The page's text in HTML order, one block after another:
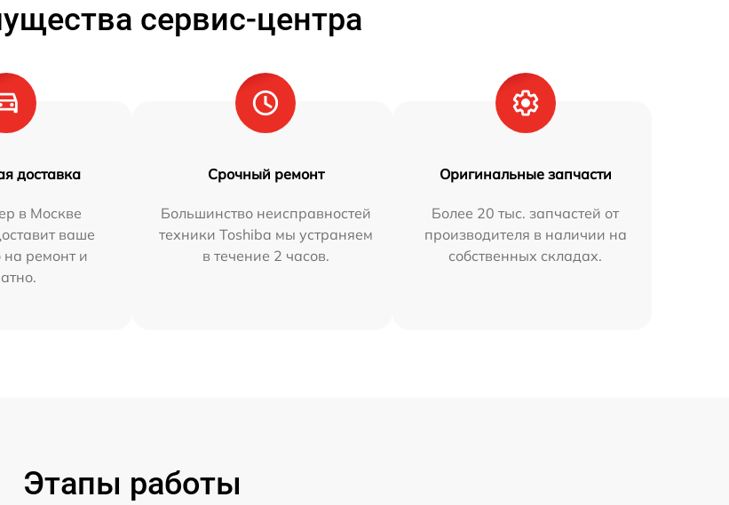
сервис-центра
доставка
в Москве
ваше
на ремонт и
Срочный ремонт
Большинство неисправностей
техники Toshiba мы устраняем
в течение 2 часов.
Оригинальные запчасти
Более 20 тыс. запчастей от
производителя в наличии на
собственных складах.
Этапы работы